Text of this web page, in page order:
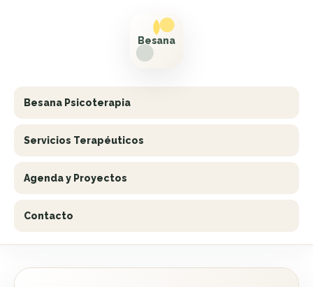
Besana Psicoterapia
Servicios Terapéuticos
Agenda y Proyectos
Contacto